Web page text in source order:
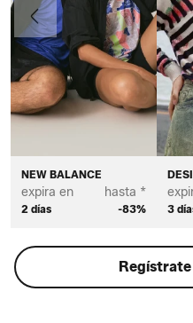
NEW BALANCE
expira en
2 días
hasta *
-83% 3
Anteriormente